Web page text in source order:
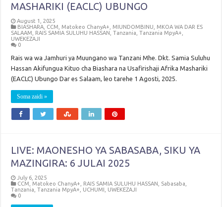
MASHARIKI (EACLC) UBUNGO
August 1, 2025
BIASHARA CCM Matokeo ChanyA+ MIUNDOMBINU
MKOA WA DAR ES
SALAAM
RAIS SAMIA SULUHU HASSAN ,Tanzania ,Tanzania MpyA+
UWEKEZAJI
0
Rais wa wa Jamhuri ya Muungano wa Tanzani Mhe. Dkt. Samia Suluhu
Hassan Akifungua Kituo cha Biashara na Usafirishaji Afrika Mashariki
(EACLC) Ubungo Dar es Salaam, leo tarehe 1 Agosti, 2025.
Soma zaidi »
LIVE: MAONESHO YA SABASABA, SIKU YA
MAZINGIRA: 6 JULAI 2025
July 6, 2025
CCM
Matokeo ChanyA+ RAIS SAMIA SULUHU HASSAN Sabasaba
Tanzania ,Tanzania MpyA+ UCHUMI
UWEKEZAJI
0